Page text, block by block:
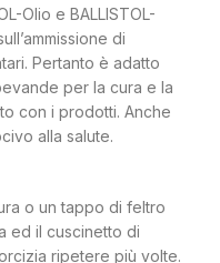
Olio e BALLISTOL-
di
Pertanto è adatto
per la cura e la
con i prodotti. Anche
alla salute.
o un tappo di feltro
ed il cuscinetto di
ripetere più volte.